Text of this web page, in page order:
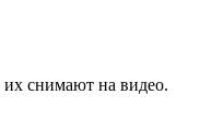
их снимают на видео.